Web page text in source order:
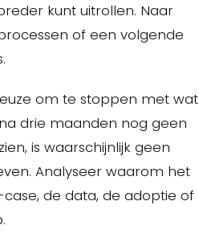
kunt uitrollen. Naar
of een volgende
om te stoppen met wat
drie maanden nog geen
is waarschijnlijk geen
Analyseer waarom het
de data, de adoptie of